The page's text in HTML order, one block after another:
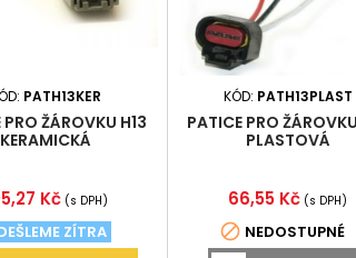
PATH13KER
PRO ŽÁROVKU H13
KERAMICKÁ
Kč (s DPH)
ZÍTRA
KÓD: PATH13PLAST
PATICE PRO
PLASTOVÁ
Cena
66,55 Kč (s DPH)
 NEDOSTUPNÉ